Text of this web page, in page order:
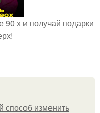
90 х и получай подарки
способ изменить